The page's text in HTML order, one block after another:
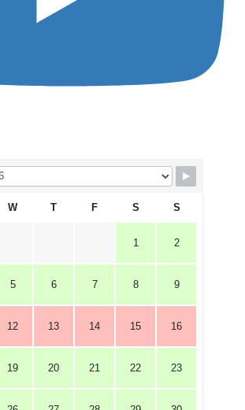
W T F S S
1 2
5 6 7 8 9
12 13 14 15 16
19 20 21 22 23